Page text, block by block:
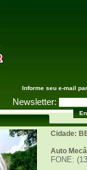
Informe seu e-mail
Newsletter:
Cidade:
Auto
FONE: